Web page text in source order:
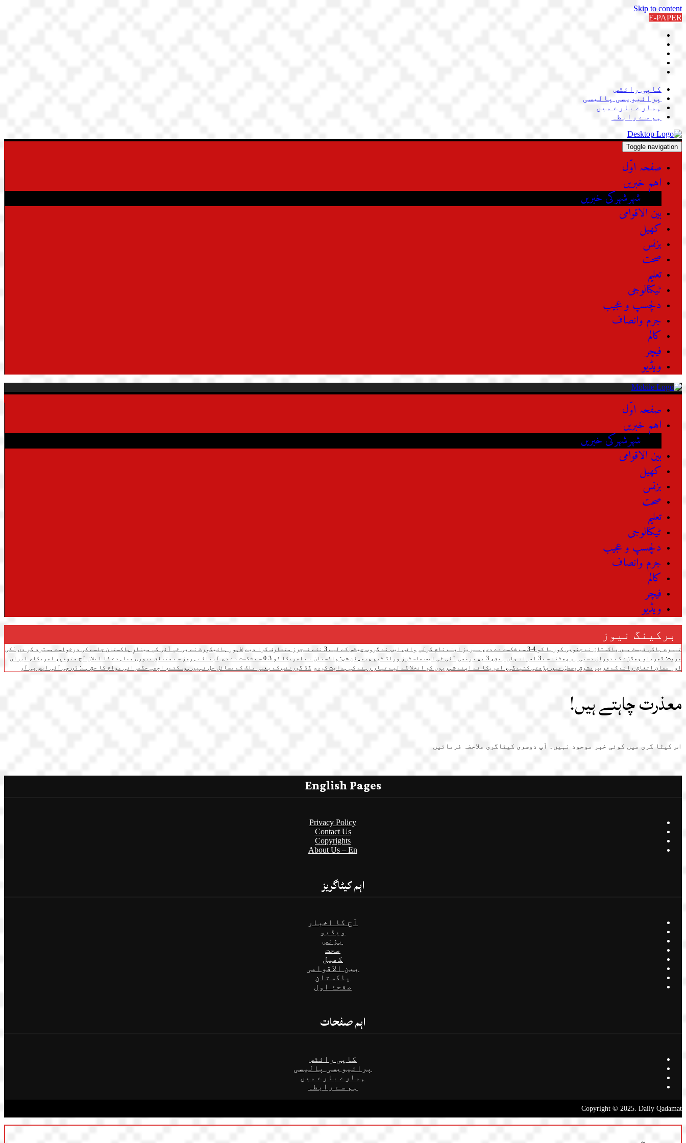
Skip to content
E-PAPER
کاپی رائٹس
پرائیویسی پالیسی
ہمارے بارے میں
ہم سے رابطہ
Toggle navigation
صفحہ اوّل
اہم خبریں
شہرشہرکی خبریں
بین الاقوامی
کھیل
بزنس
صحت
تعلیم
ٹیکنالوجی
دلچسپ و عجیب
جرم وانصاف
کالم
فیچر
ویڈیو
صفحہ اوّل
اہم خبریں
شہرشہرکی خبریں
بین الاقوامی
کھیل
بزنس
صحت
تعلیم
ٹیکنالوجی
دلچسپ و عجیب
جرم وانصاف
کالم
فیچر
ویڈیو
برکینگ نیوز
تیسرے ہاکی ٹیسٹ میں پاکستان نے جنوبی کوریا کو 4-3 سے شکست دے دی، سیریز اپنے نام کرلی واٹس ایپ نے گروپ چیٹس کے لیے 3 نئے فیچرز متعارف کرا دیے لاہور ہائیکورٹ نے پی ٹی آئی کی مینارِ پاکستان جلسے کی درخواست مسترد کر دی لکی
مروت: گھریلو جھگڑے کے دوران دستی بم پھٹنے سے 3 افراد جاں بحق، 3 بچے زخمی
آئی ٹی ایف ماسٹرز ورلڈ ٹیم چیمپئن شپ: پاکستان نے امریکا کو 3-0 سے شکست دے دی
آبنائے ہرمز سے متعلق عبوری معاہدے کا اعلان آج متوقع، امریکا، ایران
اور عمان اتفاق رائے کے قریب مشرقِ وسطیٰ میں بڑھتی کشیدگی، امریکا نے اپنے شہریوں کو انخلا کے لیے تیار رہنے کی ہدایت کردی گڈ گورننس کے بغیر ملک کے مسائل حل نہیں ہوسکتے، اچھی حکمرانی عوام کا حق ہے: ڈی جی آئی ایس پی آر
معذرت چاہتے ہیں!
اس کیٹا گری میں کوئی خبر موجود نہیں۔ آپ دوسری کیٹاگری ملاحضہ فرمائیں
English Pages
Privacy Policy
Contact Us
Copyrights
About Us – En
اہم کیٹاگریز
آج کا اخبار
ویڈیو
بزنس
صحت
کھیل
بین الاقوامی
پاکستان
صفحۂ اول
اہم صفحات
کاپی رائٹس
پرائیویسی پالیسی
ہمارے بارے میں
ہم سے رابطہ
Copyright © 2025. Daily Qadamat